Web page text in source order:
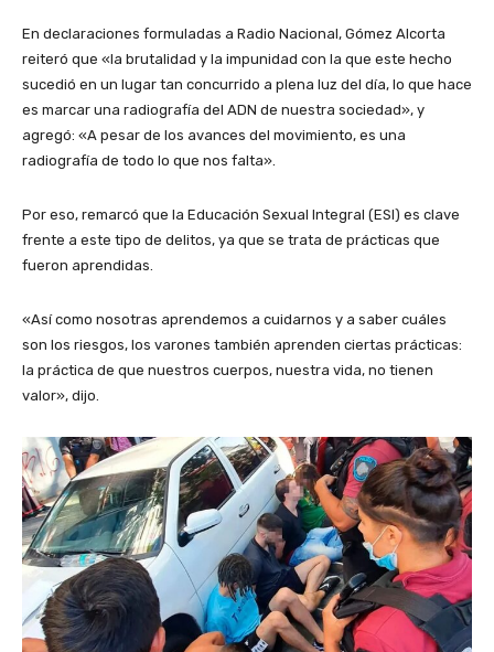
En declaraciones formuladas a Radio Nacional, Gómez Alcorta
reiteró que «la brutalidad y la impunidad con la que este hecho
sucedió en un lugar tan concurrido a plena luz del día, lo que hace
es marcar una radiografía del ADN de nuestra sociedad», y
agregó: «A pesar de los avances del movimiento, es una
radiografía de todo lo que nos falta».
Por eso, remarcó que la Educación Sexual Integral (ESI) es clave
frente a este tipo de delitos, ya que se trata de prácticas que
fueron aprendidas.
«Así como nosotras aprendemos a cuidarnos y a saber cuáles
son los riesgos, los varones también aprenden ciertas prácticas:
la práctica de que nuestros cuerpos, nuestra vida, no tienen
valor», dijo.